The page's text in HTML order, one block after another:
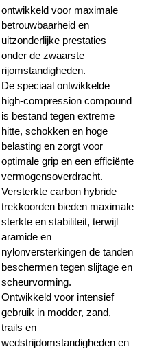
ontwikkeld voor maximale
betrouwbaarheid en
uitzonderlijke prestaties
onder de zwaarste
rijomstandigheden.
De speciaal ontwikkelde
high-compression compound
is bestand tegen extreme
hitte, schokken en hoge
belasting en zorgt voor
optimale grip en een efficiënte
vermogensoverdracht.
Versterkte carbon hybride
trekkoorden bieden maximale
sterkte en stabiliteit, terwijl
aramide en
nylonversterkingen de tanden
beschermen tegen slijtage en
scheurvorming.
Ontwikkeld voor intensief
gebruik in modder, zand,
trails en
wedstrijdomstandigheden en